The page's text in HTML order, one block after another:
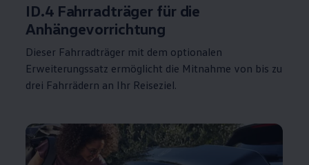
ID.4Fahrradträger für die
Anhängevorrichtung
Dieser Fahrradträger mit dem optionalen
Erweiterungssatz ermöglicht die Mitnahme von bis zu
drei Fahrrädern an Ihr Reiseziel.